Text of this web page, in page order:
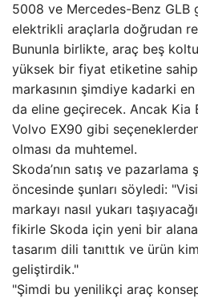
5008 ve Mercedes-Benz GLB
elektrikli araçlarla doğrudan
Bununla birlikte, araç beş
yüksek bir fiyat etiketine
markasının şimdiye kadarki en
da eline geçirecek. Ancak Kia
Volvo EX90 gibi
olması da muhtemel.
Skoda’nın satış ve pazarlama
öncesinde şunları söyledi:
markayı nasıl yukarı
fikirle Skoda için yeni bir
tasarım dili tanıttık ve ürün
geliştirdik."
"Şimdi bu yenilikçi araç